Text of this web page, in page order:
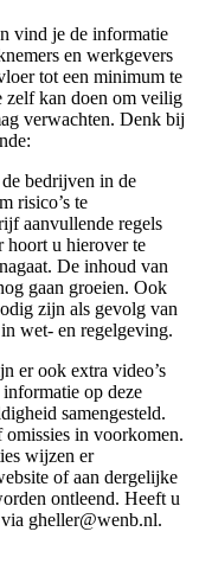
vind je de informatie
en werkgevers
tot een minimum te
zelf kan doen om veilig
verwachten. Denk bij
bedrijven in de
risico’s te
aanvullende regels
hoort u hierover te
De inhoud van
gaan groeien. Ook
zijn als gevolg van
wet- en regelgeving.
er ook extra video’s
op deze
samengesteld.
in voorkomen.
wijzen er
of aan dergelijke
ontleend. Heeft u
gheller@wenb.nl.